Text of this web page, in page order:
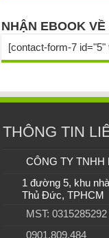
NHẬN EBOOK
[contact-form-7 id="5"
THÔNG TIN
CÔNG TY TNHH
1 đường 5, khu
Thủ Đức, TPHCM
MST: 0315285292
0901.809.484